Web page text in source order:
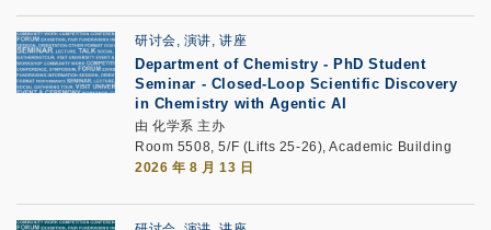
研讨会, 演讲, 讲座
Department of Chemistry - PhD Student
Seminar - Closed-Loop Scientific Discovery
in Chemistry with Agentic AI
由 化学系 主办
Room 5508, 5/F (Lifts 25-26), Academic Building
2026 年 8 月 13 日